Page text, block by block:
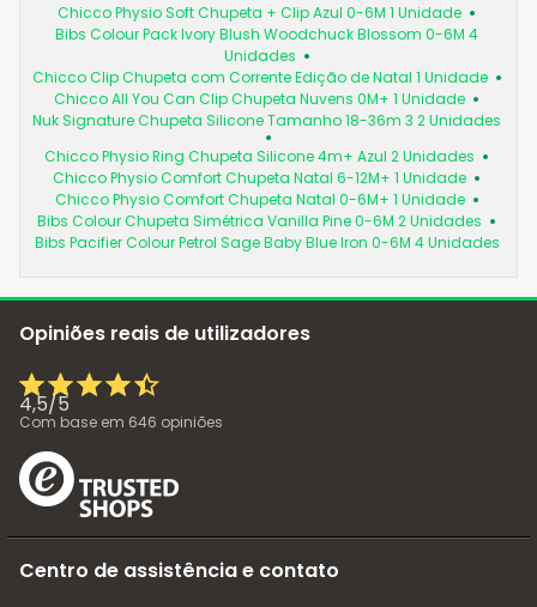
Chicco Physio Soft Chupeta + Clip Azul 0-6M 1 Unidade
Bibs Colour Pack Ivory Blush Woodchuck Blossom 0-6M 4
Unidades
Chicco Clip Chupeta com Corrente Edição de Natal 1 Unidade
Chicco All You Can Clip Chupeta Nuvens 0M+ 1 Unidade
Nuk Signature Chupeta Silicone Tamanho 18-36m 3 2 Unidades
Chicco Physio Ring Chupeta Silicone 4m+ Azul 2 Unidades
Chicco Physio Comfort Chupeta Natal 6-12M+ 1 Unidade
Chicco Physio Comfort Chupeta Natal 0-6M+ 1 Unidade
Bibs Colour Chupeta Simétrica Vanilla Pine 0-6M 2 Unidades
Bibs Pacifier Colour Petrol Sage Baby Blue Iron 0-6M 4 Unidades
Opiniões reais de utilizadores
4,5/5
Com base em 646 opiniões
Centro de assistência e contato